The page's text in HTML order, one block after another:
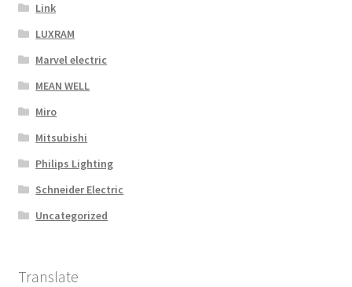
Link
LUXRAM
Marvel electric
MEAN WELL
Miro
Mitsubishi
Philips Lighting
Schneider Electric
Uncategorized
Translate